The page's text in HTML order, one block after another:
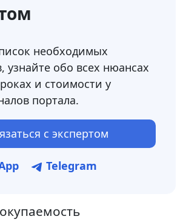
необходимых
узнайте обо всех нюансах
и стоимости у
портала.
с экспертом
Telegram